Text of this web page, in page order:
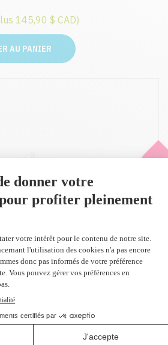
145,90 $ CAD)
AU PANIER
dans :
Kyocera FS-C2126MFP